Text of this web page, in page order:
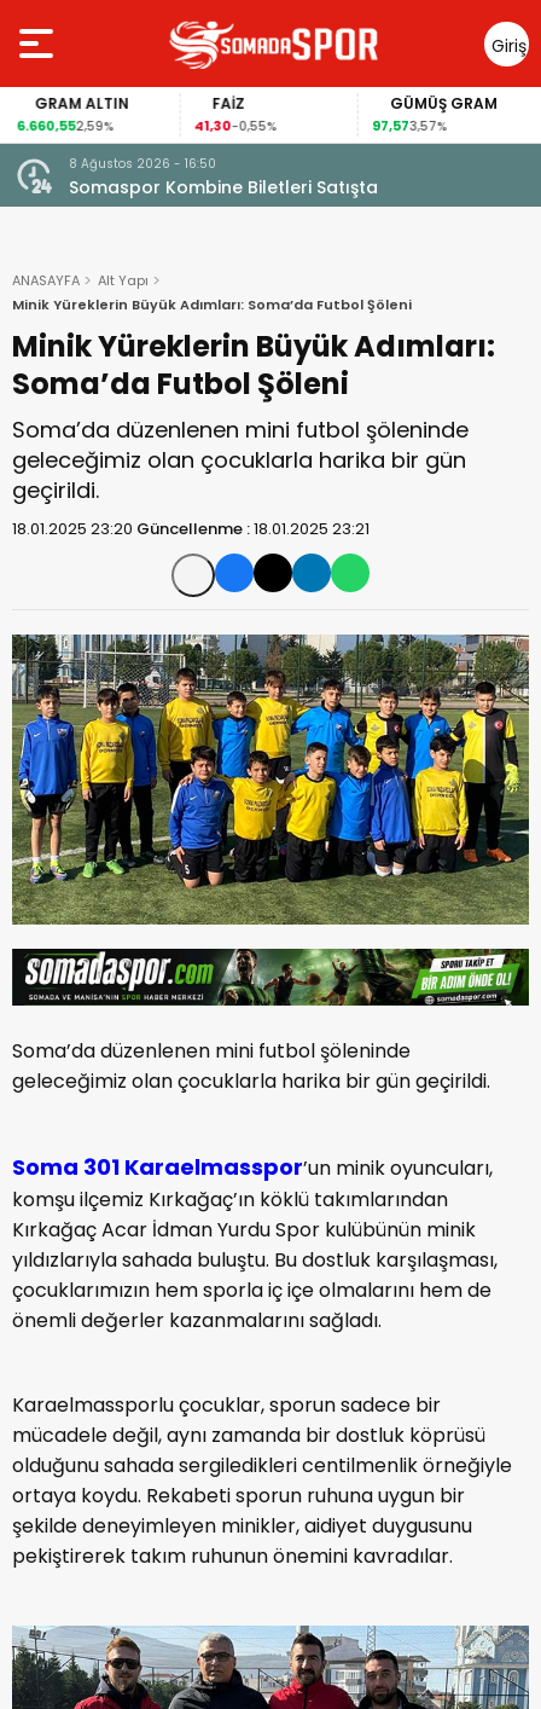
Giriş
Yap
GRAM ALTIN
6.660,552,59%
FAİZ
41,30-0,55%
GÜMÜŞ GRAM
97,573,57%
Biletleri Satışta Somaspor’dan Serkan
ANASAYFA
Alt Yapı
Minik Yüreklerin Büyük Adımları: Soma’da Futbol Şöleni
Minik Yüreklerin Büyük Adımları:
Soma’da Futbol Şöleni
Soma’da düzenlenen mini futbol şöleninde
geleceğimiz olan çocuklarla harika bir gün
geçirildi.
18.01.2025 23:20 Güncellenme :18.01.2025 23:21
Soma’da düzenlenen mini futbol şöleninde
geleceğimiz olan çocuklarla harika bir gün geçirildi.
Soma 301 Karaelmasspor’un minik oyuncuları,
komşu ilçemiz Kırkağaç’ın köklü takımlarından
Kırkağaç Acar İdman Yurdu Spor kulübünün minik
yıldızlarıyla sahada buluştu. Bu dostluk karşılaşması,
çocuklarımızın hem sporla iç içe olmalarını hem de
önemli değerler kazanmalarını sağladı.
Karaelmassporlu çocuklar, sporun sadece bir
mücadele değil, aynı zamanda bir dostluk köprüsü
olduğunu sahada sergiledikleri centilmenlik örneğiyle
ortaya koydu. Rekabeti sporun ruhuna uygun bir
şekilde deneyimleyen minikler, aidiyet duygusunu
pekiştirerek takım ruhunun önemini kavradılar.